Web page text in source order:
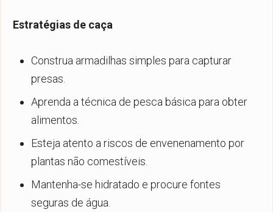
Estratégias de caça
Construa armadilhas simples para capturar
presas.
Aprenda a técnica de pesca básica para obter
alimentos.
Esteja atento a riscos de envenenamento por
plantas não comestíveis.
Mantenha-se hidratado e procure fontes
seguras de água.